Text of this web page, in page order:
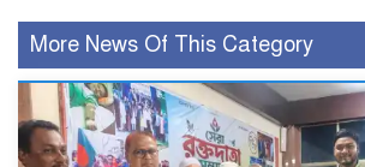
More News Of This Category